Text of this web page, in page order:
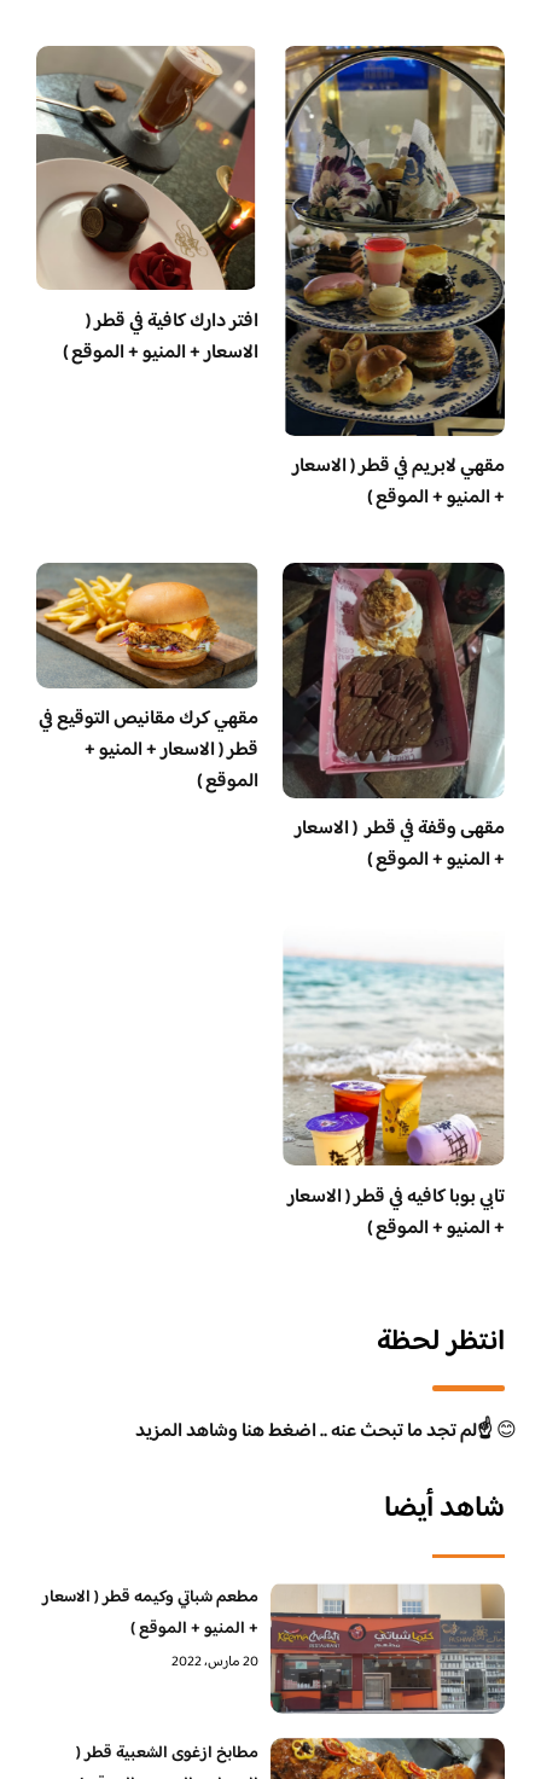
مقهي لابريم في قطر ( الاسعار
+ المنيو + الموقع )
افتر دارك كافية في قطر (
الاسعار + المنيو + الموقع )
مقهى وقفة في قطر ( الاسعار
+ المنيو + الموقع )
مقهي كرك مقانيص التوقيع في
قطر ( الاسعار + المنيو +
الموقع )
تابي بوبا كافيه في قطر ( الاسعار
+ المنيو + الموقع )
انتظر لحظة
😊☝️لم تجد ما تبحث عنه .. اضغط هنا وشاهد المزيد
شاهد أيضا
مطعم شباتي وكيمه قطر ( الاسعار
+ المنيو + الموقع )
20 مارس، 2022
مطابخ ازغوى الشعبية قطر (